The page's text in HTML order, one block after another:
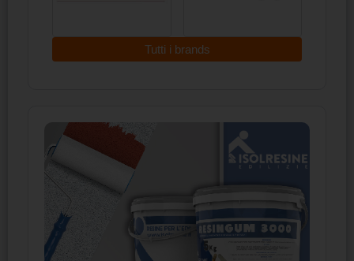
Tutti i brands